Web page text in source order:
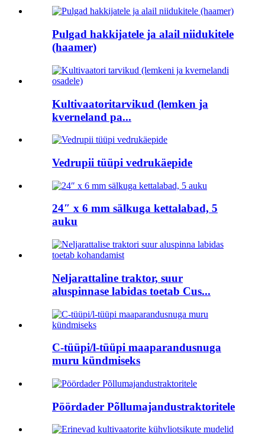
Pulgad hakkijatele ja alail niidukitele
(haamer)
Kultivaatoritarvikud (lemken ja
kverneland pa...
Vedrupii tüüpi vedrukäepide
24″ x 6 mm sälkuga kettalabad, 5
auku
Neljarattaline traktor, suur
aluspinnase labidas toetab Cus...
C-tüüpi/l-tüüpi maaparandusnuga
muru kündmiseks
Pöördader Põllumajandustraktoritele